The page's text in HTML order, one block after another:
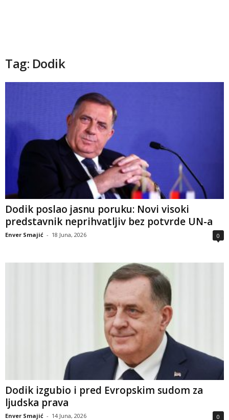
Tag: Dodik
Dodik poslao jasnu poruku: Novi visoki
predstavnik neprihvatljiv bez potvrde UN-a
Enver Smajić - 18 Juna, 2026 0
Dodik izgubio i pred Evropskim sudom za
ljudska prava
Enver Smajić - 14 Juna, 2026 0